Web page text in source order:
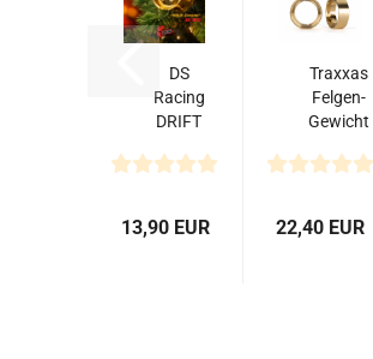
DS
Racing
DRIFT
Felgen
Chrome+
13,90 EUR
Traxxas
Felgen-
Gewicht
31g) (2)
TRX9781...
22,40 EUR